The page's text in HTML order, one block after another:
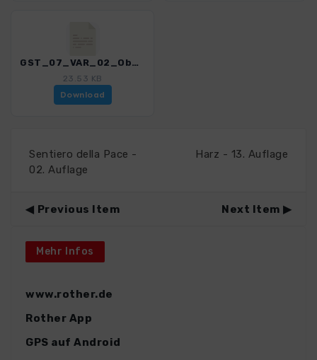
GST_07_VAR_02_Obertelfes_4606_1.gpx
23.53 KB
Download
Sentiero della Pace -
02. Auflage
Harz - 13. Auflage
Previous Item Next Item
Mehr Infos
www.rother.de
Rother App
GPS auf Android